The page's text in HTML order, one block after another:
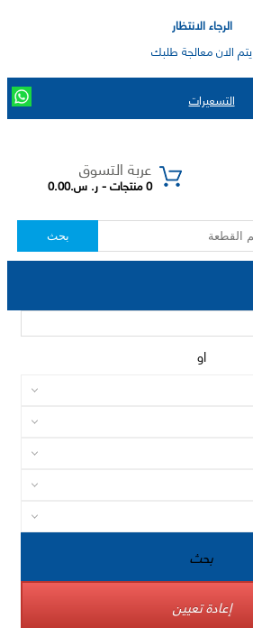
الرجاء الانتظار
يتم الان معالجة طلبك
التسعيرات
عربة التسوق
0 منتجات - ر. س.0.00
بحث
او
بحث
إعادة تعيين